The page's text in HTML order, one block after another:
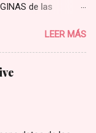
de las
y categorías
ISSN. Libros,
traducciones,
Secciones
ciencia
Especiales:
LEER MÁS